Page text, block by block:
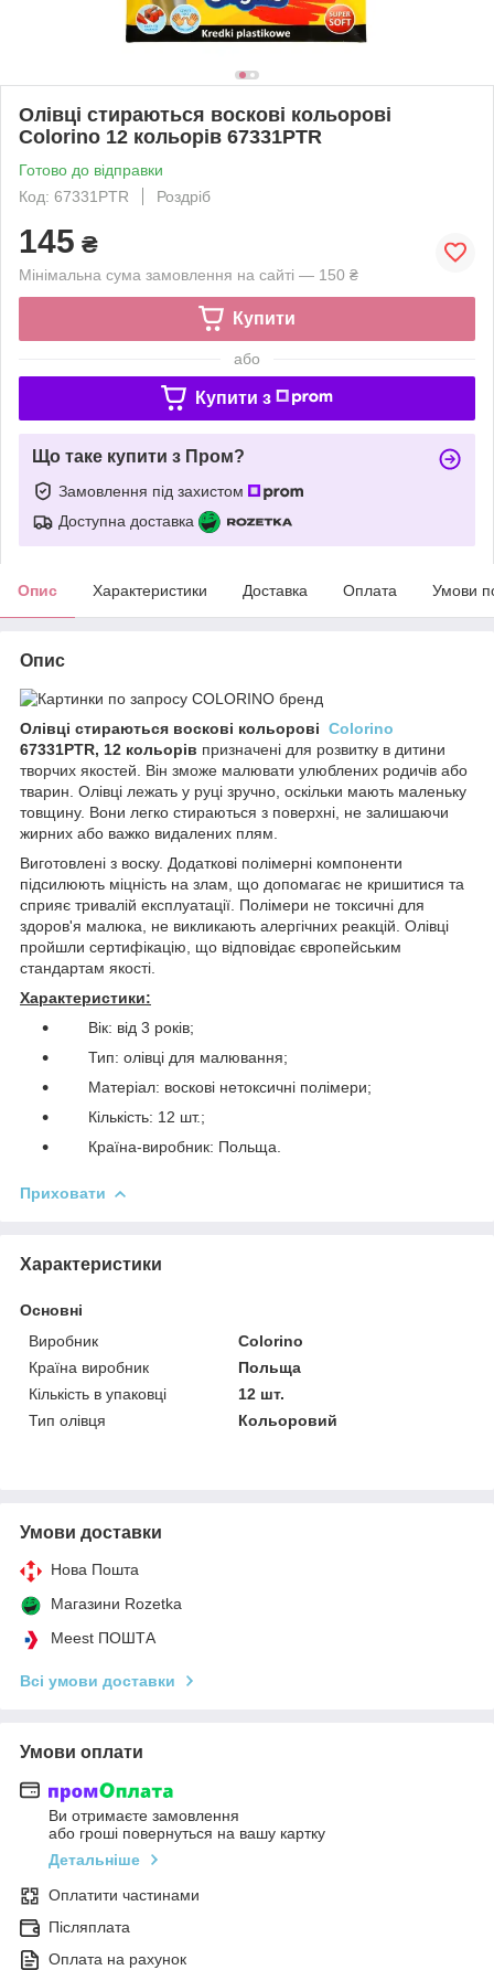
Олівці стираються воскові кольорові
Colorino 12 кольорів 67331PTR
Готово до відправки
Код: 67331PTR
Роздріб
145 ₴
Мінімальна сума замовлення на сайті — 150 ₴
Купити
або
Купити з
Що таке купити з Пром?
Замовлення під захистом
Доступна доставка
Опис Характеристики Доставка Оплата Умови
Опис
Олівці стираються воскові кольорові Colorino
67331PTR, 12 кольорів призначені для розвитку в дитини
творчих якостей. Він зможе малювати улюблених родичів або
тварин. Олівці лежать у руці зручно, оскільки мають маленьку
товщину. Вони легко стираються з поверхні, не залишаючи
жирних або важко видалених плям.
Виготовлені з воску. Додаткові полімерні компоненти
підсилюють міцність на злам, що допомагає не кришитися та
сприяє тривалій експлуатації. Полімери не токсичні для
здоров'я малюка, не викликають алергічних реакцій. Олівці
пройшли сертифікацію, що відповідає європейським
стандартам якості.
Характеристики:
Вік: від 3 років;
Тип: олівці для малювання;
Матеріал: воскові нетоксичні полімери;
Кількість: 12 шт.;
Країна-виробник: Польща.
Приховати
Характеристики
Основні
Виробник
Colorino
Країна виробник
Польща
Кількість в упаковці
12 шт.
Тип олівця
Кольоровий
Умови доставки
Нова Пошта
Магазини Rozetka
Meest ПОШТА
Всі умови доставки
Умови оплати
Ви отримаєте замовлення
або гроші повернуться на вашу картку
Детальніше
Оплатити частинами
Післяплата
Оплата на рахунок